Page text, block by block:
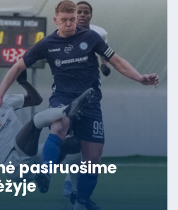
pasiruošime